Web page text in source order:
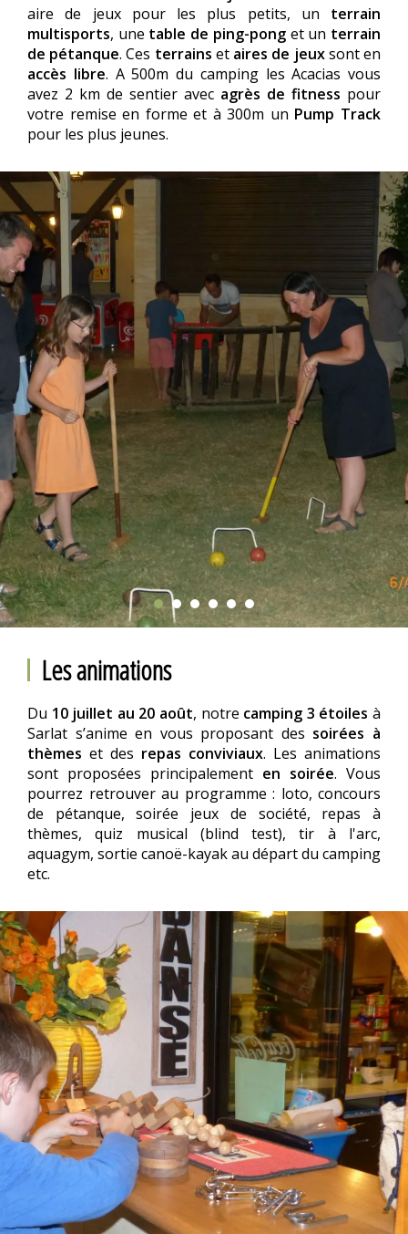
aire de jeux pour les plus petits, un terrain
multisports, une table de ping-ponget un terrain
de pétanque. Ces terrains et aires de jeuxsont en
accès libre. A 500m du camping les Acacias vous
avez 2 km de sentier avec agrès de fitness pour
votre remise en forme et à 300m un Pump Track
pour les plus jeunes.
Les animations
Du 10 juillet au 20 août, notre camping 3 étoiles à
Sarlat s’anime en vous proposant des soirées à
thèmes et des repas conviviaux. Les animations
sont proposées principalement en soirée. Vous
pourrez retrouver au programme : loto, concours
de pétanque, soirée jeux de société, repas à
thèmes, quiz musical (blind test), tir à l'arc,
aquagym, sortie canoë-kayak au départ du camping
etc.